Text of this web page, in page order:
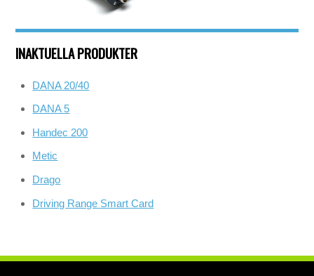
INAKTUELLA PRODUKTER
DANA 20/40
DANA 5
Handec 200
Metic
Drago
Driving Range Smart Card